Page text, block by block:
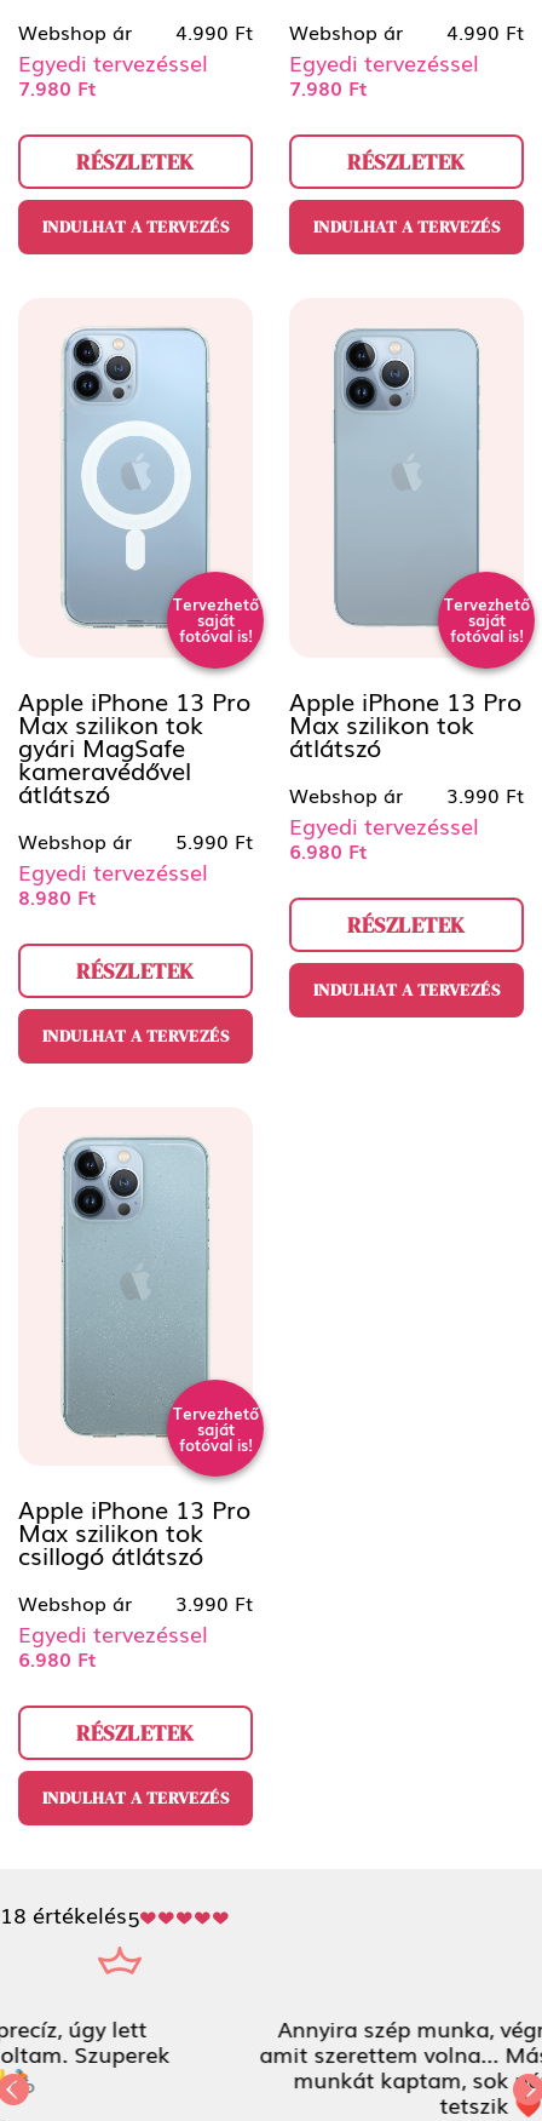
Webshop ár 4.990 Ft
Egyedi tervezéssel
7.980 Ft
RÉSZLETEK
INDULHAT A TERVEZÉS
Webshop ár 4.990 Ft
Egyedi tervezéssel
7.980 Ft
RÉSZLETEK
INDULHAT A TERVEZÉS
Tervezhető
saját
fotóval is!
Apple iPhone 13 Pro
Max szilikon tok
gyári MagSafe
kameravédővel
átlátszó
Webshop ár 5.990 Ft
Egyedi tervezéssel
8.980 Ft
RÉSZLETEK
INDULHAT A TERVEZÉS
Tervezhető
saját
fotóval is!
Apple iPhone 13 Pro
Max szilikon tok
átlátszó
Webshop ár 3.990 Ft
Egyedi tervezéssel
6.980 Ft
RÉSZLETEK
INDULHAT A TERVEZÉS
Tervezhető
saját
fotóval is!
Apple iPhone 13 Pro
Max szilikon tok
csillogó átlátszó
Webshop ár 3.990 Ft
Egyedi tervezéssel
6.980 Ft
RÉSZLETEK
INDULHAT A TERVEZÉS
18 értékelés5
Annyira szép munka, végre olyat kaptam
amit szerettem volna... Máshol sajnos silány
munkát kaptam, sok pénzért. Nagyon
Previous